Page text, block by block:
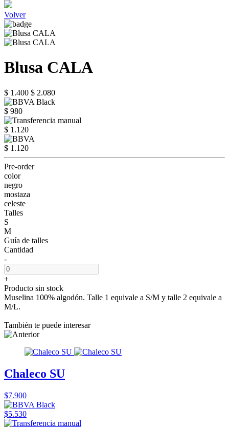
Volver
Blusa CALA
$ 1.400 $ 2.080
$ 980
$ 1.120
$ 1.120
Pre-order
color
negro
mostaza
celeste
Talles
S
M
Guía de talles
Cantidad
-
+
Producto sin stock
Muselina 100% algodón. Talle 1 equivale a S/M y talle 2 equivale a
M/L.
También te puede interesar
Chaleco SU
$7.900
$5.530